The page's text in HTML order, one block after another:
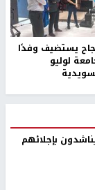
يستضيف وفدًا
لوليو
بإجلائهم